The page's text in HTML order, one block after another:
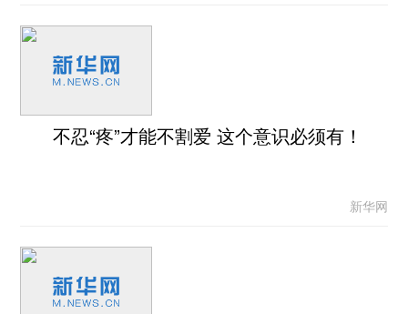
不忍“疼”才能不割爱 这个意识必须有！
新华网